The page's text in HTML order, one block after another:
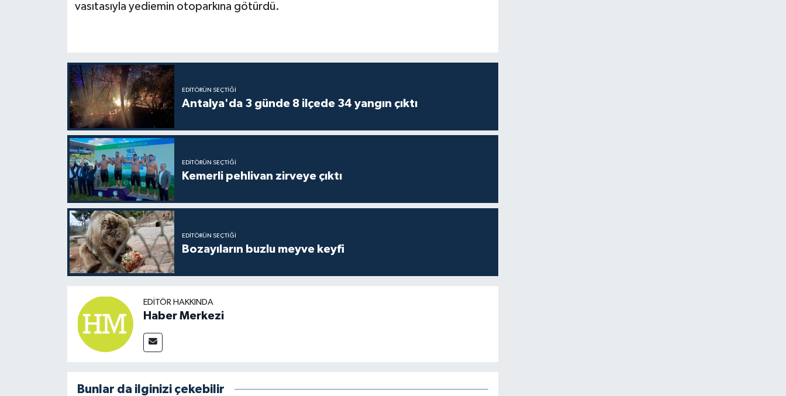
vasıtasıyla yediemin otoparkına götürdü.
EDITÖRÜN SEÇTIĞI
Antalya'da 3 günde 8 ilçede 34 yangın çıktı
EDITÖRÜN SEÇTIĞI
Kemerli pehlivan zirveye çıktı
EDITÖRÜN SEÇTIĞI
Bozayıların buzlu meyve keyfi
EDITÖR HAKKINDA
Haber Merkezi
Bunlar da ilginizi çekebilir